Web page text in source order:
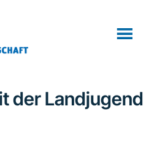
der Landjugend